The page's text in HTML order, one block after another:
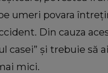
umeri povara
Din cauza
casei” și trebuie să
mici.
Anamaria
ei. Ce spune
iubitului:
te